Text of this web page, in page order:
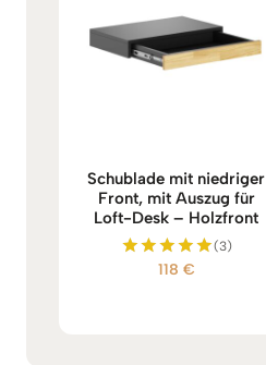
Schublade mit niedriger
Front, mit Auszug für
Loft-Desk – Holzfront
Bewertet
(3)
118 €